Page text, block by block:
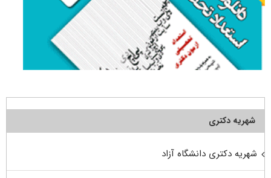
شهریه دکتری
شهریه دکتری دانشگاه آزاد